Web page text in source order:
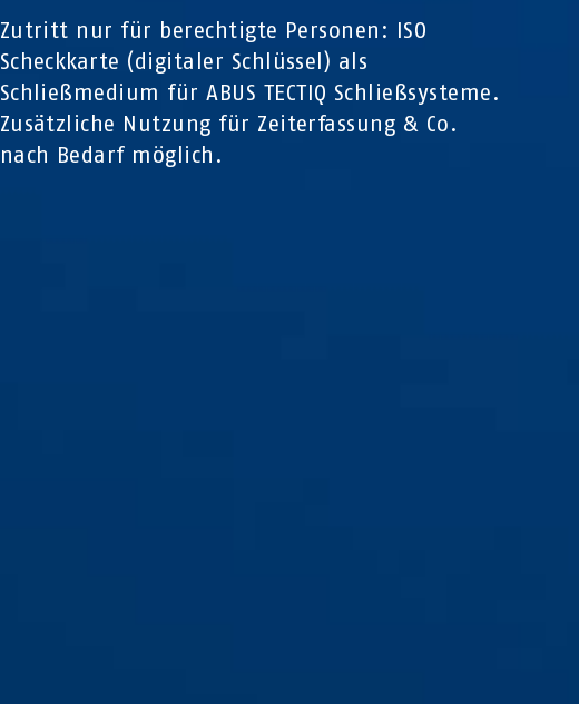
Zutritt nur für berechtigte Personen: ISO
Scheckkarte (digitaler Schlüssel) als
Schließmedium für ABUS TECTIQ Schließsysteme.
Zusätzliche Nutzung für Zeiterfassung & Co.
nach Bedarf möglich.